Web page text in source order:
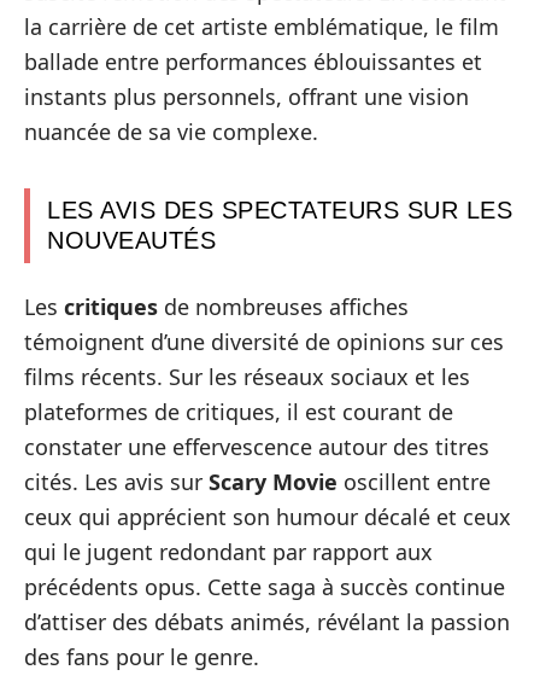
la carrière de cet artiste emblématique, le film
ballade entre performances éblouissantes et
instants plus personnels, offrant une vision
nuancée de sa vie complexe.
LES AVIS DES SPECTATEURS SUR LES
NOUVEAUTÉS
Les critiques de nombreuses affiches
témoignent d’une diversité de opinions sur ces
films récents. Sur les réseaux sociaux et les
plateformes de critiques, il est courant de
constater une effervescence autour des titres
cités. Les avis sur Scary Movie oscillent entre
ceux qui apprécient son humour décalé et ceux
qui le jugent redondant par rapport aux
précédents opus. Cette saga à succès continue
d’attiser des débats animés, révélant la passion
des fans pour le genre.